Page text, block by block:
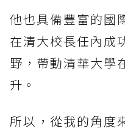
他也具備豐富的國
在清大校長任內成
野，帶動清華大學
升。
所以，從我的角度